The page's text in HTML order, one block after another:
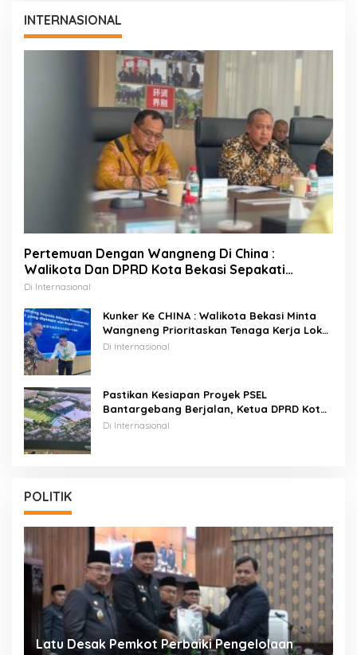
INTERNASIONAL
Pertemuan Dengan Wangneng Di China :
Walikota Dan DPRD Kota Bekasi Sepakati
Percepatan Pembangunan PSEL
Di Internasional
Kunker Ke CHINA : Walikota Bekasi Minta
Wangneng Prioritaskan Tenaga Kerja Lokal
Pada Proyek PSEL
Di Internasional
Pastikan Kesiapan Proyek PSEL
Bantargebang Berjalan, Ketua DPRD Kota
Bekasi Dan Rombongan Walikota Bekasi
Di Internasional
POLITIK
Latu Desak Pemkot Perbaiki Pengelolaan